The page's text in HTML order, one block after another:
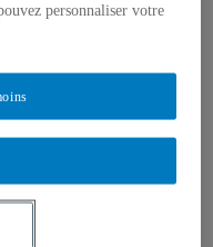
DU COLLOQUE :
INCLUSIFS –
LOCAUX À
DE LA DIVERSITÉ ET
DES PROJETS
LA FABRIQUE :
personnaliser votre